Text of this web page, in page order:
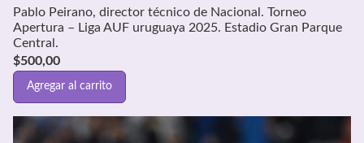
Pablo Peirano, director técnico de Nacional. Torneo
Apertura – Liga AUF uruguaya 2025. Estadio Gran Parque
Central.
$500,00
Agregar al carrito